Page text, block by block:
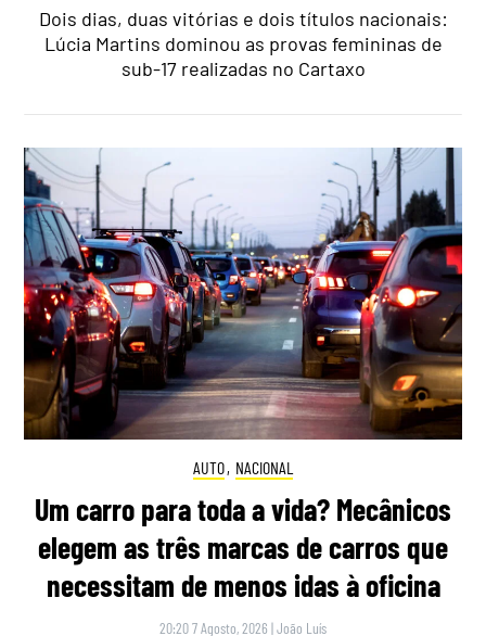
Dois dias, duas vitórias e dois títulos nacionais:
Lúcia Martins dominou as provas femininas de
sub-17 realizadas no Cartaxo
AUTO, NACIONAL
Um carro para toda a vida? Mecânicos
elegem as três marcas de carros que
necessitam de menos idas à oficina
20:20 7 Agosto, 2026 |João Luís